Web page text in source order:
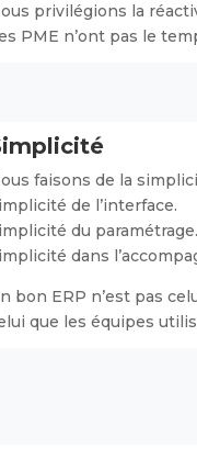
privilégions la
PME n’ont pas le
faisons de la
de l’interface.
du paramétrage.
dans
bon ERP n’est pas
que les équipes